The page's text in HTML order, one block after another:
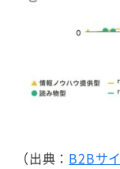
（出典： B2Bサ